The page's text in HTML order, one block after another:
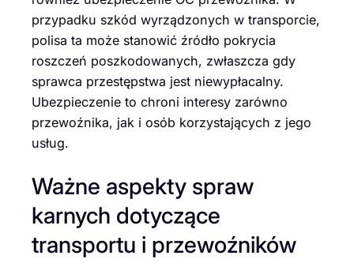
przypadku szkód wyrządzonych w transporcie,
polisa ta może stanowić źródło pokrycia
roszczeń poszkodowanych, zwłaszcza gdy
sprawca przestępstwa jest niewypłacalny.
Ubezpieczenie to chroni interesy zarówno
przewoźnika, jak i osób korzystających z jego
usług.
Ważne aspekty spraw
karnych dotyczące
transportu i przewoźników